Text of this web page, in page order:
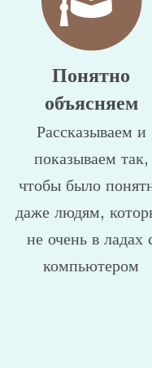
Понятно
объясняем
Рассказываем и
показываем так,
чтобы было
даже людям,
не очень в ладах
компьютером